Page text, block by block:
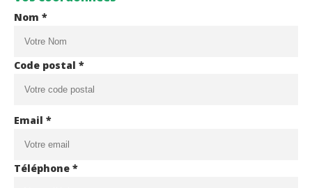
Nom *
Code postal *
Email *
Téléphone *